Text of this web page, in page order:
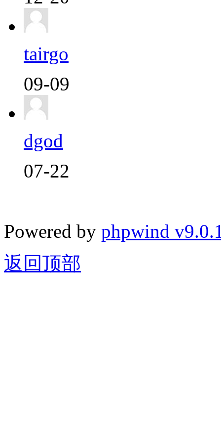
tairgo
09-09
dgod
07-22
Powered by phpwind
返回顶部